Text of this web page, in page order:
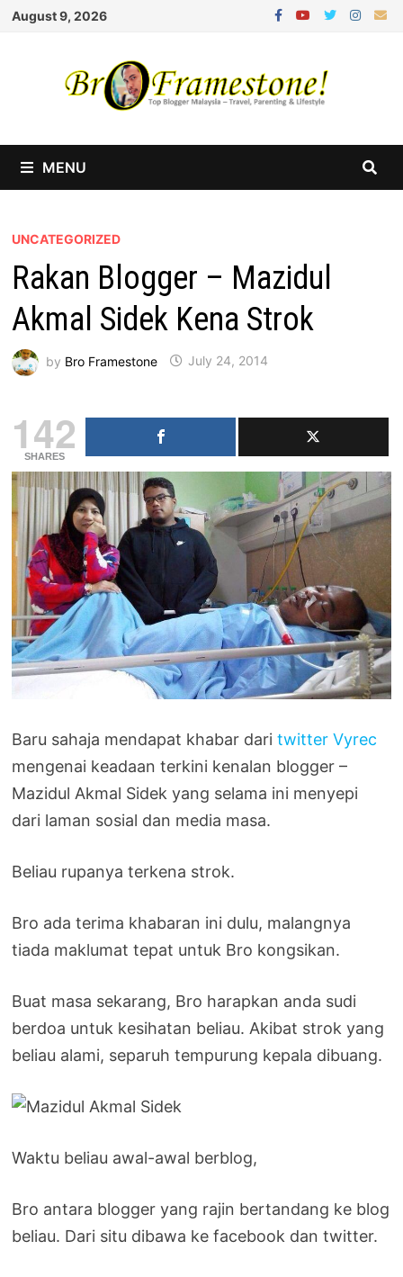
Skip
August 9, 2026
MENU
UNCATEGORIZED
Rakan Blogger – Mazidul
Akmal Sidek Kena Strok
by Bro Framestone July 24, 2014
142
SHARES
Baru sahaja mendapat khabar daritwitter Vyrec
mengenai keadaan terkini kenalan blogger –
Mazidul Akmal Sidek yang selama ini menyepi
dari laman sosial dan media masa.
Beliau rupanya terkena strok.
Bro ada terima khabaran ini dulu, malangnya
tiada maklumat tepat untuk Bro kongsikan.
Buat masa sekarang, Bro harapkan anda sudi
berdoa untuk kesihatan beliau. Akibat strok yang
beliau alami, separuh tempurung kepala dibuang.
Waktu beliau awal-awal berblog,
Bro antara blogger yang rajin bertandang ke blog
beliau. Dari situ dibawa ke facebook dan twitter.